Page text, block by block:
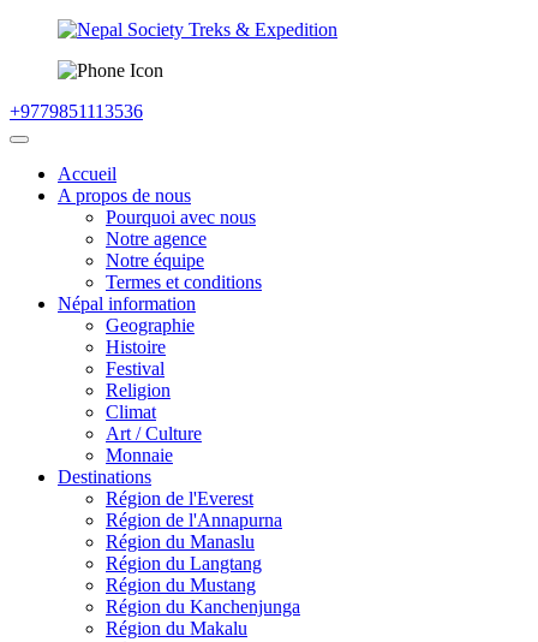
+9779851113536
Accueil
A propos de nous
Pourquoi avec nous
Notre agence
Notre équipe
Termes et conditions
Népal information
Geographie
Histoire
Festival
Religion
Climat
Art / Culture
Monnaie
Destinations
Région de l'Everest
Région de l'Annapurna
Région du Manaslu
Région du Langtang
Région du Mustang
Région du Kanchenjunga
Région du Makalu